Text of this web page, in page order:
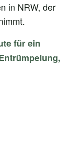
in NRW, der
für ein